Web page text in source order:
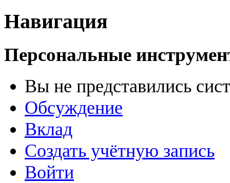
Навигация
Персональные
Вы не представились
Обсуждение
Вклад
Создать учётную запись
Войти